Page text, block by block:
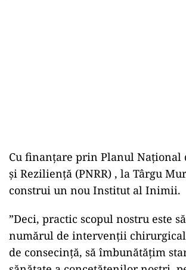
Cu finanţare prin Planul Naţional
şi Rezilienţă (PNRR) , la Târgu
construi un nou Institut al Inimii.
”Deci, practic scopul nostru este
numărul de intervenţii
de consecinţă, să îmbunătăţim